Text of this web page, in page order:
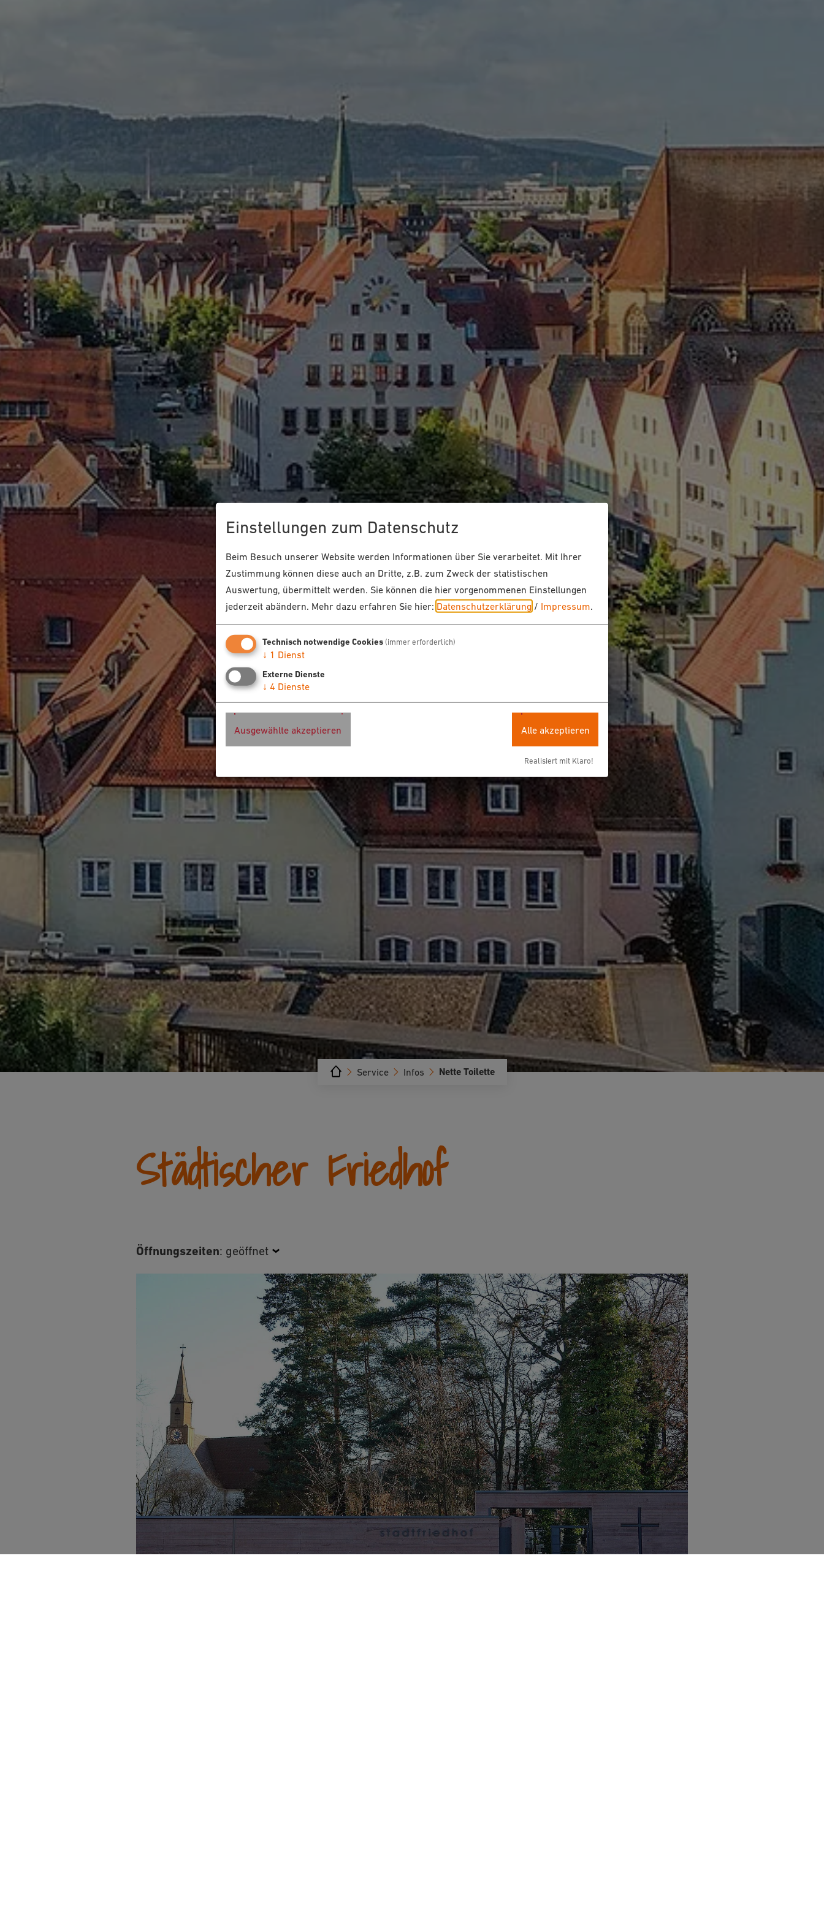
Nette Toilette
Infos
Service
Städtischer Friedhof
Öffnungszeiten: geöffnet
Einstellungen zum Datenschutz
Beim Besuch unserer Website werden Informationen über Sie verarbeitet. Mit Ihrer
Zustimmung können diese auch an Dritte, z.B. zum Zweck der statistischen
Auswertung, übermittelt werden. Sie können die hier vorgenommenen Einstellungen
jederzeit abändern. Mehr dazu erfahren Sie hier: Datenschutzerklärung / Impressum.
Technisch notwendige Cookies (immer erforderlich)
↓ 1 Dienst
Externe Dienste
↓ 4 Dienste
Ausgewählte akzeptieren Alle akzeptieren
Realisiert mit Klaro!